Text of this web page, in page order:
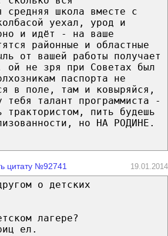
средняя школа вместе с
уехал, урод и
и идёт - на ваше
районные и областные
от вашей работы получает
ой не зря при Советах был
паспорта не
в поле, там и ковыряйся,
талант программиста -
трактористом, пить будешь
но НА РОДИНЕ.
цитату №92741 19.01.2014
о детских
лагере?
ел.